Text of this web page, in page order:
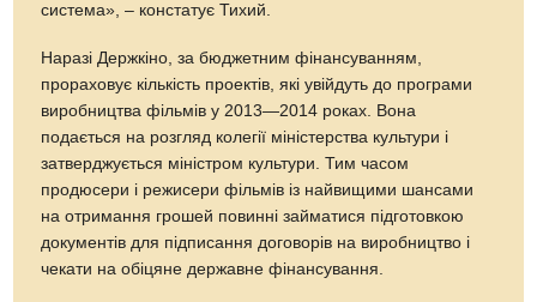
система», – констатує Тихий.
Наразі Держкіно, за бюджетним фінансуванням,
прораховує кількість проектів, які увійдуть до програми
виробництва фільмів у 2013—2014 роках. Вона
подається на розгляд колегії міністерства культури і
затверджується міністром культури. Тим часом
продюсери і режисери фільмів із найвищими шансами
на отримання грошей повинні займатися підготовкою
документів для підписання договорів на виробництво і
чекати на обіцяне державне фінансування.